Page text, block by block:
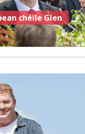
chéile Glen